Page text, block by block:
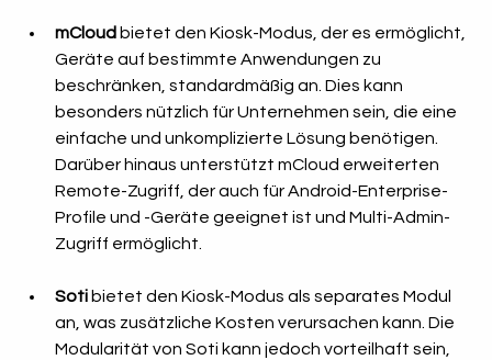
mCloud bietet den Kiosk-Modus, der es ermöglicht,
Geräte auf bestimmte Anwendungen zu
beschränken, standardmäßig an. Dies kann
besonders nützlich für Unternehmen sein, die eine
einfache und unkomplizierte Lösung benötigen.
Darüber hinaus unterstützt mCloud erweiterten
Remote-Zugriff, der auch für Android-Enterprise-
Profile und -Geräte geeignet ist und Multi-Admin-
Zugriff ermöglicht.
Soti bietet den Kiosk-Modus als separates Modul
an, was zusätzliche Kosten verursachen kann. Die
Modularität von Soti kann jedoch vorteilhaft sein,